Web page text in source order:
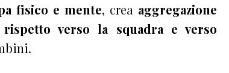
fisico e mente, crea aggregazione
rispetto verso la squadra e verso